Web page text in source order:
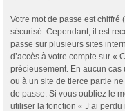
Votre mot de passe est chiffré
sécurisé. Cependant, il est
passe sur plusieurs sites
d’accès à votre compte sur «
précieusement. En aucun
ou à un site de tierce partie
de passe. Si vous oubliez le
utiliser la fonction « J’ai